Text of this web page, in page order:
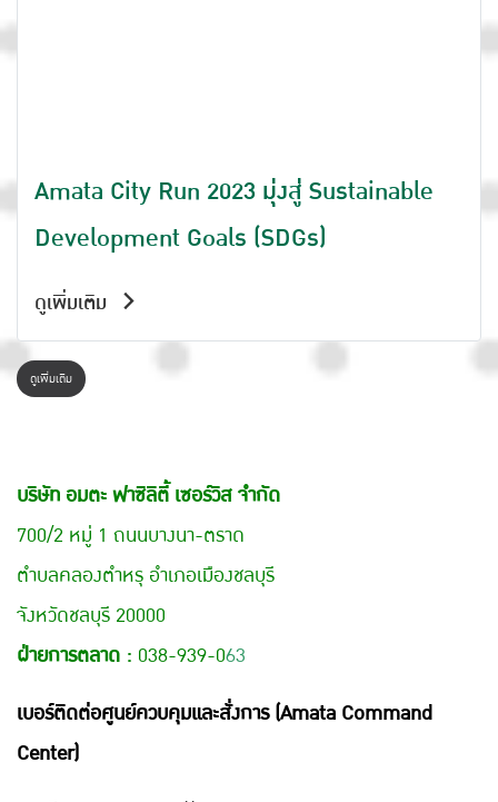
Amata City Run 2023 มุ่งสู่ Sustainable
Development Goals (SDGs)
ดูเพิ่มเติม
ดูเพิ่มเติม
บริษัท อมตะ ฟาซิลิตี้ เซอร์วิส จำกัด
700/2 หมู่ 1 ถนนบางนา-ตราด
ตำบลคลองตำหรุ อำเภอเมืองชลบุรี
จังหวัดชลบุรี 20000
ฝ่ายการตลาด : 038-939-063
เบอร์ติดต่อศูนย์ควบคุมและสั่งการ (Amata Command
Center)